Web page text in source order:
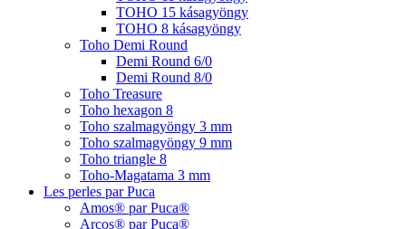
TOHO 15 kásagyöngy
TOHO 8 kásagyöngy
Toho Demi Round
Demi Round 6/0
Demi Round 8/0
Toho Treasure
Toho hexagon 8
Toho szalmagyöngy 3 mm
Toho szalmagyöngy 9 mm
Toho triangle 8
Toho-Magatama 3 mm
Les perles par Puca
Amos® par Puca®
Arcos® par Puca®